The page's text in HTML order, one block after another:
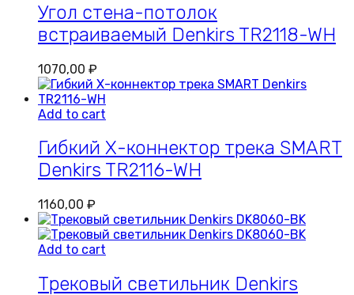
Угол стена-потолок
встраиваемый Denkirs TR2118-WH
1070,00 ₽
Add to cart
Гибкий Х-коннектор трека SMART
Denkirs TR2116-WH
1160,00 ₽
Add to cart
Трековый светильник Denkirs